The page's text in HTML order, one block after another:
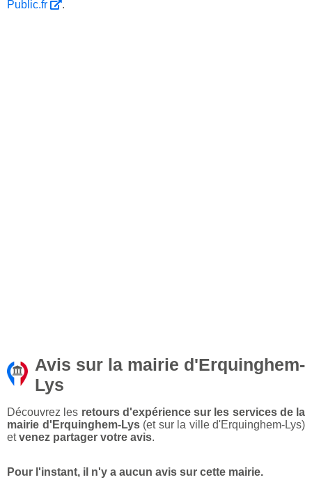
Public.fr
.
Avis sur la mairie d'Erquinghem-
Lys
Découvrez les retours d'expérience sur les services de la
mairie d'Erquinghem-Lys(et sur la ville d'Erquinghem-Lys)
etvenez partager votre avis.
Pour l'instant, il n'y a aucun avis sur cette mairie.